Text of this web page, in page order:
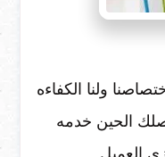
ولنا الكفاءه
الحين خدمه